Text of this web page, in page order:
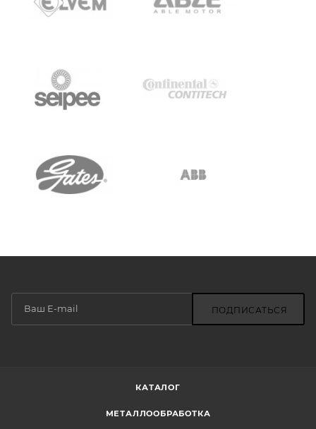
ПОДПИСАТЬСЯ
КАТАЛОГ
МЕТАЛЛООБРАБОТКА